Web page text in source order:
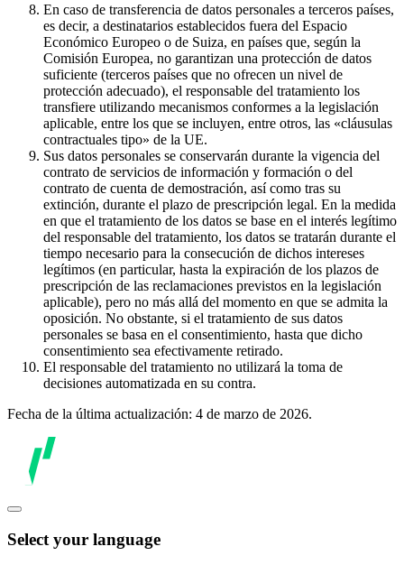
En caso de transferencia de datos personales a terceros países,
es decir, a destinatarios establecidos fuera del Espacio
Económico Europeo o de Suiza, en países que, según la
Comisión Europea, no garantizan una protección de datos
suficiente (terceros países que no ofrecen un nivel de
protección adecuado), el responsable del tratamiento los
transfiere utilizando mecanismos conformes a la legislación
aplicable, entre los que se incluyen, entre otros, las «cláusulas
contractuales tipo» de la UE.
Sus datos personales se conservarán durante la vigencia del
contrato de servicios de información y formación o del
contrato de cuenta de demostración, así como tras su
extinción, durante el plazo de prescripción legal. En la medida
en que el tratamiento de los datos se base en el interés legítimo
del responsable del tratamiento, los datos se tratarán durante el
tiempo necesario para la consecución de dichos intereses
legítimos (en particular, hasta la expiración de los plazos de
prescripción de las reclamaciones previstos en la legislación
aplicable), pero no más allá del momento en que se admita la
oposición. No obstante, si el tratamiento de sus datos
personales se basa en el consentimiento, hasta que dicho
consentimiento sea efectivamente retirado.
El responsable del tratamiento no utilizará la toma de
decisiones automatizada en su contra.
Fecha de la última actualización: 4 de marzo de 2026.
Select your language